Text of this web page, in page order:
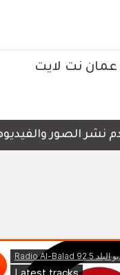
عمان نت لايت
الصور